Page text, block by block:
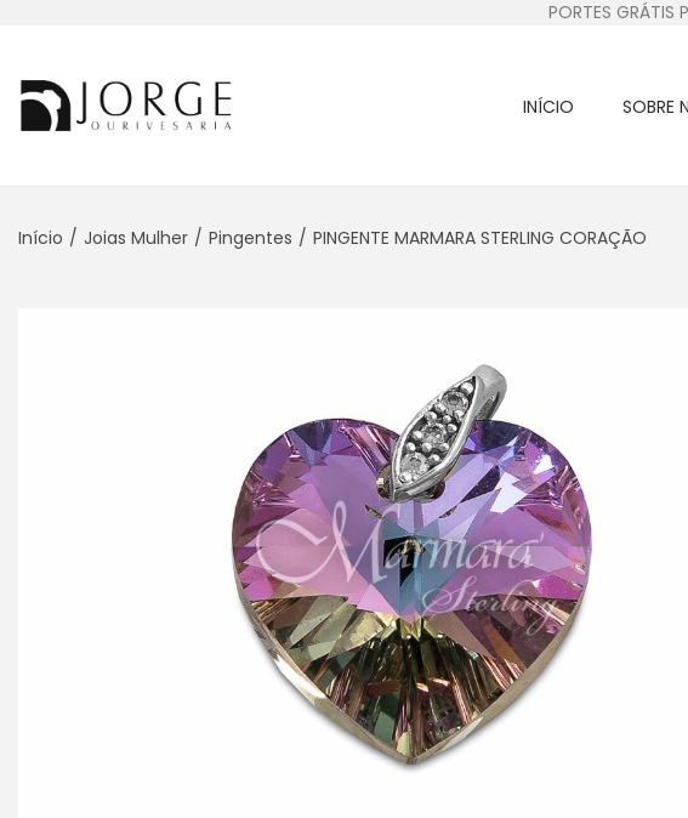
PORTES GRÁTIS
INÍCIO SOBRE
Início / Joias Mulher / Pingentes / PINGENTE MARMARA STERLING CORAÇÃO